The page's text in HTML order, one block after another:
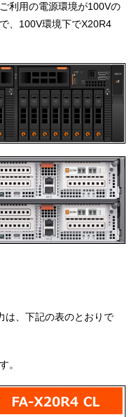
利用の電源環境が100Vの
、100V環境下でX20R4
は、下記の表のとおりで
。